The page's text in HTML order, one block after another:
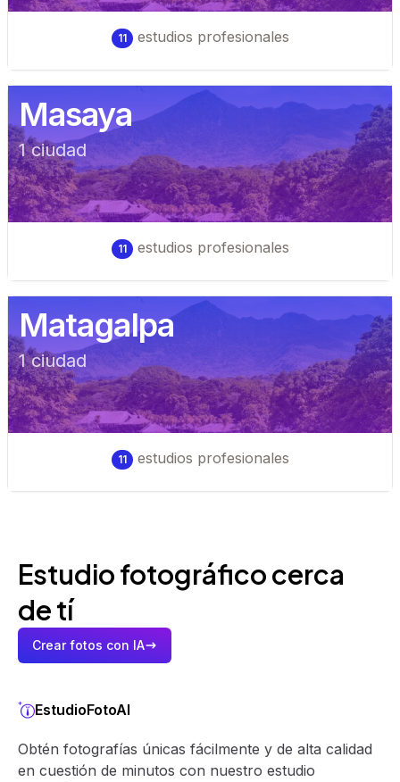
11 estudios profesionales
Masaya
1ciudad
11 estudios profesionales
Matagalpa
1ciudad
11 estudios profesionales
Estudio fotográfico cerca
de tí
Crear fotos con IA
EstudioFotoAI
Obtén fotografías únicas fácilmente y de alta calidad
en cuestión de minutos con nuestro estudio